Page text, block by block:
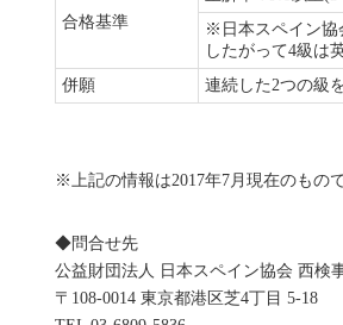
合格基準
※日本スペイン協
したがって4級は
併願
連続した2つの級
※上記の情報は2017年7月現在のもので
◆問合せ先
公益財団法人 日本スペイン協会 西検
〒108-0014 東京都港区芝4丁目 5-18